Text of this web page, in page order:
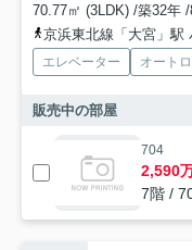
70.77㎡ (3LDK) /築32年 /
京浜東北線「大宮」駅 バス
エレベーター オート
販売中の部屋
704
2,590
7階 /